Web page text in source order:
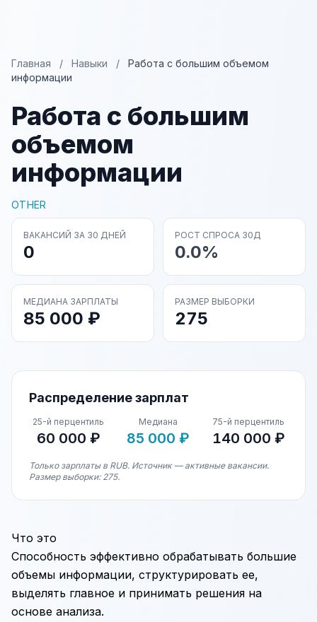
Главная / Навыки /
Работа с большим объемом
информации
Работа с большим
объемом
информации
OTHER
ВАКАНСИЙ ЗА 30 ДНЕЙ
0
РОСТ СПРОСА 30Д
0.0%
МЕДИАНА ЗАРПЛАТЫ
85 000 ₽
РАЗМЕР ВЫБОРКИ
275
Распределение зарплат
25-й перцентиль
60 000 ₽
Медиана
85 000 ₽
75-й перцентиль
140 000 ₽
Только зарплаты в RUB. Источник — активные вакансии.
Размер выборки: 275.
Что это
Способность эффективно обрабатывать большие
объемы информации, структурировать ее,
выделять главное и принимать решения на
основе анализа.